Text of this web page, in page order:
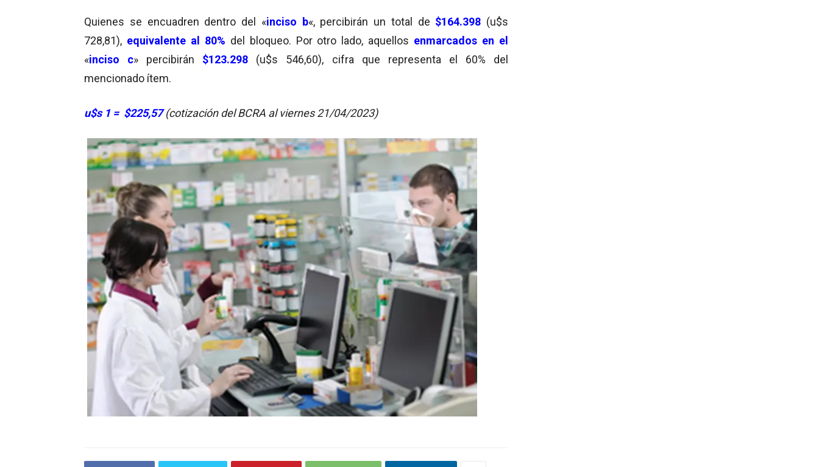
Quienes se encuadren dentro del «inciso b«, percibirán un total de $164.398 (u$s
728,81), equivalente al 80% del bloqueo. Por otro lado, aquellos enmarcados en el
«inciso c» percibirán $123.298 (u$s 546,60), cifra que representa el 60% del
mencionado ítem.
u$s 1 = $225,57(cotización del BCRA al viernes 21/04/2023)